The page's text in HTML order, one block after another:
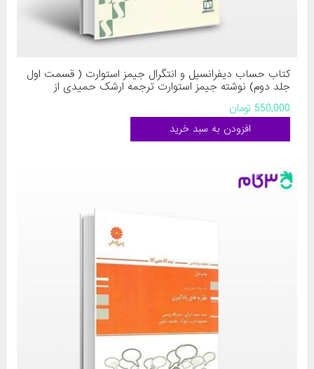
کتاب حساب دیفرانسیل و انتگرال جیمز استوارت ( قسمت اول
جلد دوم) نوشته جیمز استوارت ترجمه ارشک حمیدی از
فاطمی
550,000 تومان